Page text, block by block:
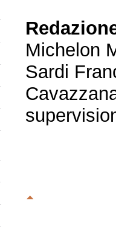
Michelon
Sardi